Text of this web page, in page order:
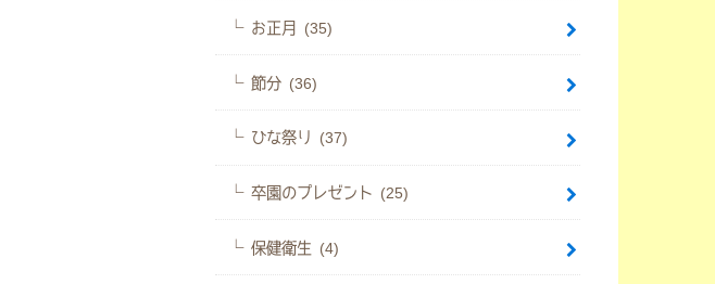
お正月 (35)
節分 (36)
ひな祭り (37)
卒園のプレゼント (25)
保健衛生 (4)